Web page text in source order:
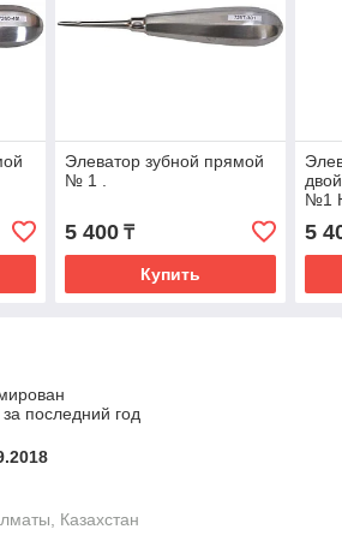
Элеватор зубной прямой
№ 1 .
5 400₸
Купить
№1
5
последний год
Казахстан